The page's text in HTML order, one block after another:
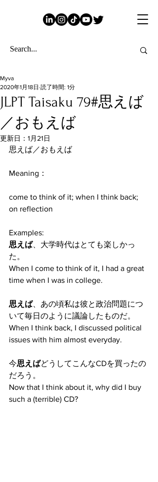
JLPT Taisaku 79#思えば
／おもえば
Myva
2020年1月18日 読了時間: 1分
更新日： 1月21日
思えば／おもえば
Meaning：
come to think of it; when I think back;
on reflection
Examples:
思えば、大学時代はとても楽しかっ
た。
When I come to think of it, I had a great
time when I was in college.
思えば、あの頃私は彼と政治問題につ
いて毎日のように議論したものだ。
When I think back, I discussed political
issues with him almost everyday.
今思えばどうしてこんなCDを買ったの
だろう。
Now that I think about it, why did I buy
such a (terrible) CD?